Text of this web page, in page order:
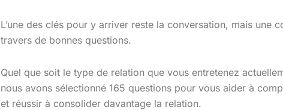
L’une des clés pour y arriver reste la conversation, mais une
travers de bonnes questions.
Quel que soit le type de relation que vous entretenez
nous avons sélectionné 165 questions pour vous aider à
et réussir à consolider davantage la relation.